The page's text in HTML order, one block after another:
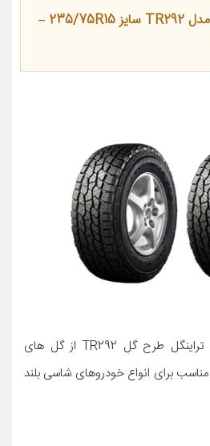
لاستیک خودرو تراینگل مدل TR292 سایز 235/75R15 –
معرفی محصول لاستیک تراینگل طرح گل TR292 از گل های
برای انواع خودروهای شاسی بلند